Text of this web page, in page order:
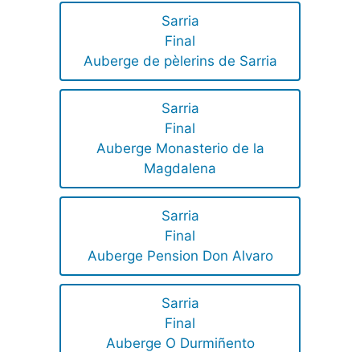
Sarria
Final
Auberge de pèlerins de Sarria
Sarria
Final
Auberge Monasterio de la
Magdalena
Sarria
Final
Auberge Pension Don Alvaro
Sarria
Final
Auberge O Durmiñento